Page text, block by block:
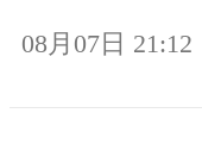
08月07日 21:12